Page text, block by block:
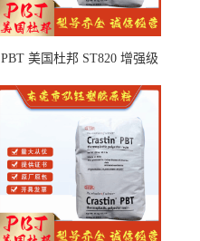
PBT 美国杜邦 ST820 增强级